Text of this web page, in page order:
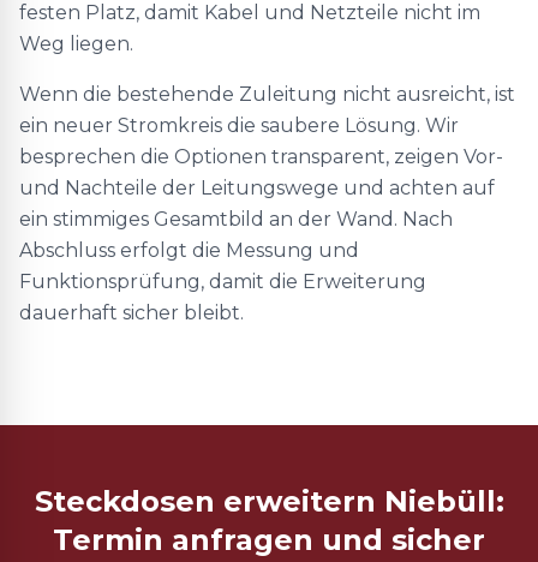
festen Platz, damit Kabel und Netzteile nicht im
Weg liegen.
Wenn die bestehende Zuleitung nicht ausreicht, ist
ein neuer Stromkreis die saubere Lösung. Wir
besprechen die Optionen transparent, zeigen Vor-
und Nachteile der Leitungswege und achten auf
ein stimmiges Gesamtbild an der Wand. Nach
Abschluss erfolgt die Messung und
Funktionsprüfung, damit die Erweiterung
dauerhaft sicher bleibt.
Steckdosen erweitern Niebüll:
Termin anfragen und sicher